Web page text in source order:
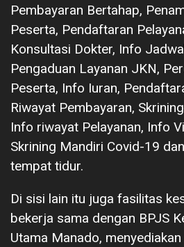
Pembayaran Bertahap,
Peserta, Pendaftaran
Konsultasi Dokter, Info
Pengaduan Layanan JKN,
Peserta, Info Iuran,
Riwayat Pembayaran,
Info riwayat Pelayanan, Info
Skrining Mandiri Covid-19
tempat tidur.
Di sisi lain itu juga fasilitas
bekerja sama dengan BPJS
Utama Manado,